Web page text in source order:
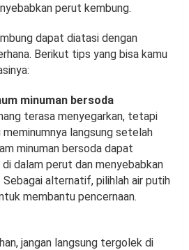
perut kembung.
dapat diatasi dengan
Berikut tips yang bisa kamu
minuman bersoda
terasa menyegarkan, tetapi
meminumnya langsung setelah
minuman bersoda dapat
dalam perut dan menyebabkan
alternatif, pilihlah air putih
membantu pencernaan.
jangan langsung tergolek di